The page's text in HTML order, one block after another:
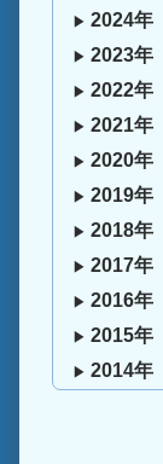
2024年
2023年
2022年
2021年
2020年
2019年
2018年
2017年
2016年
2015年
2014年